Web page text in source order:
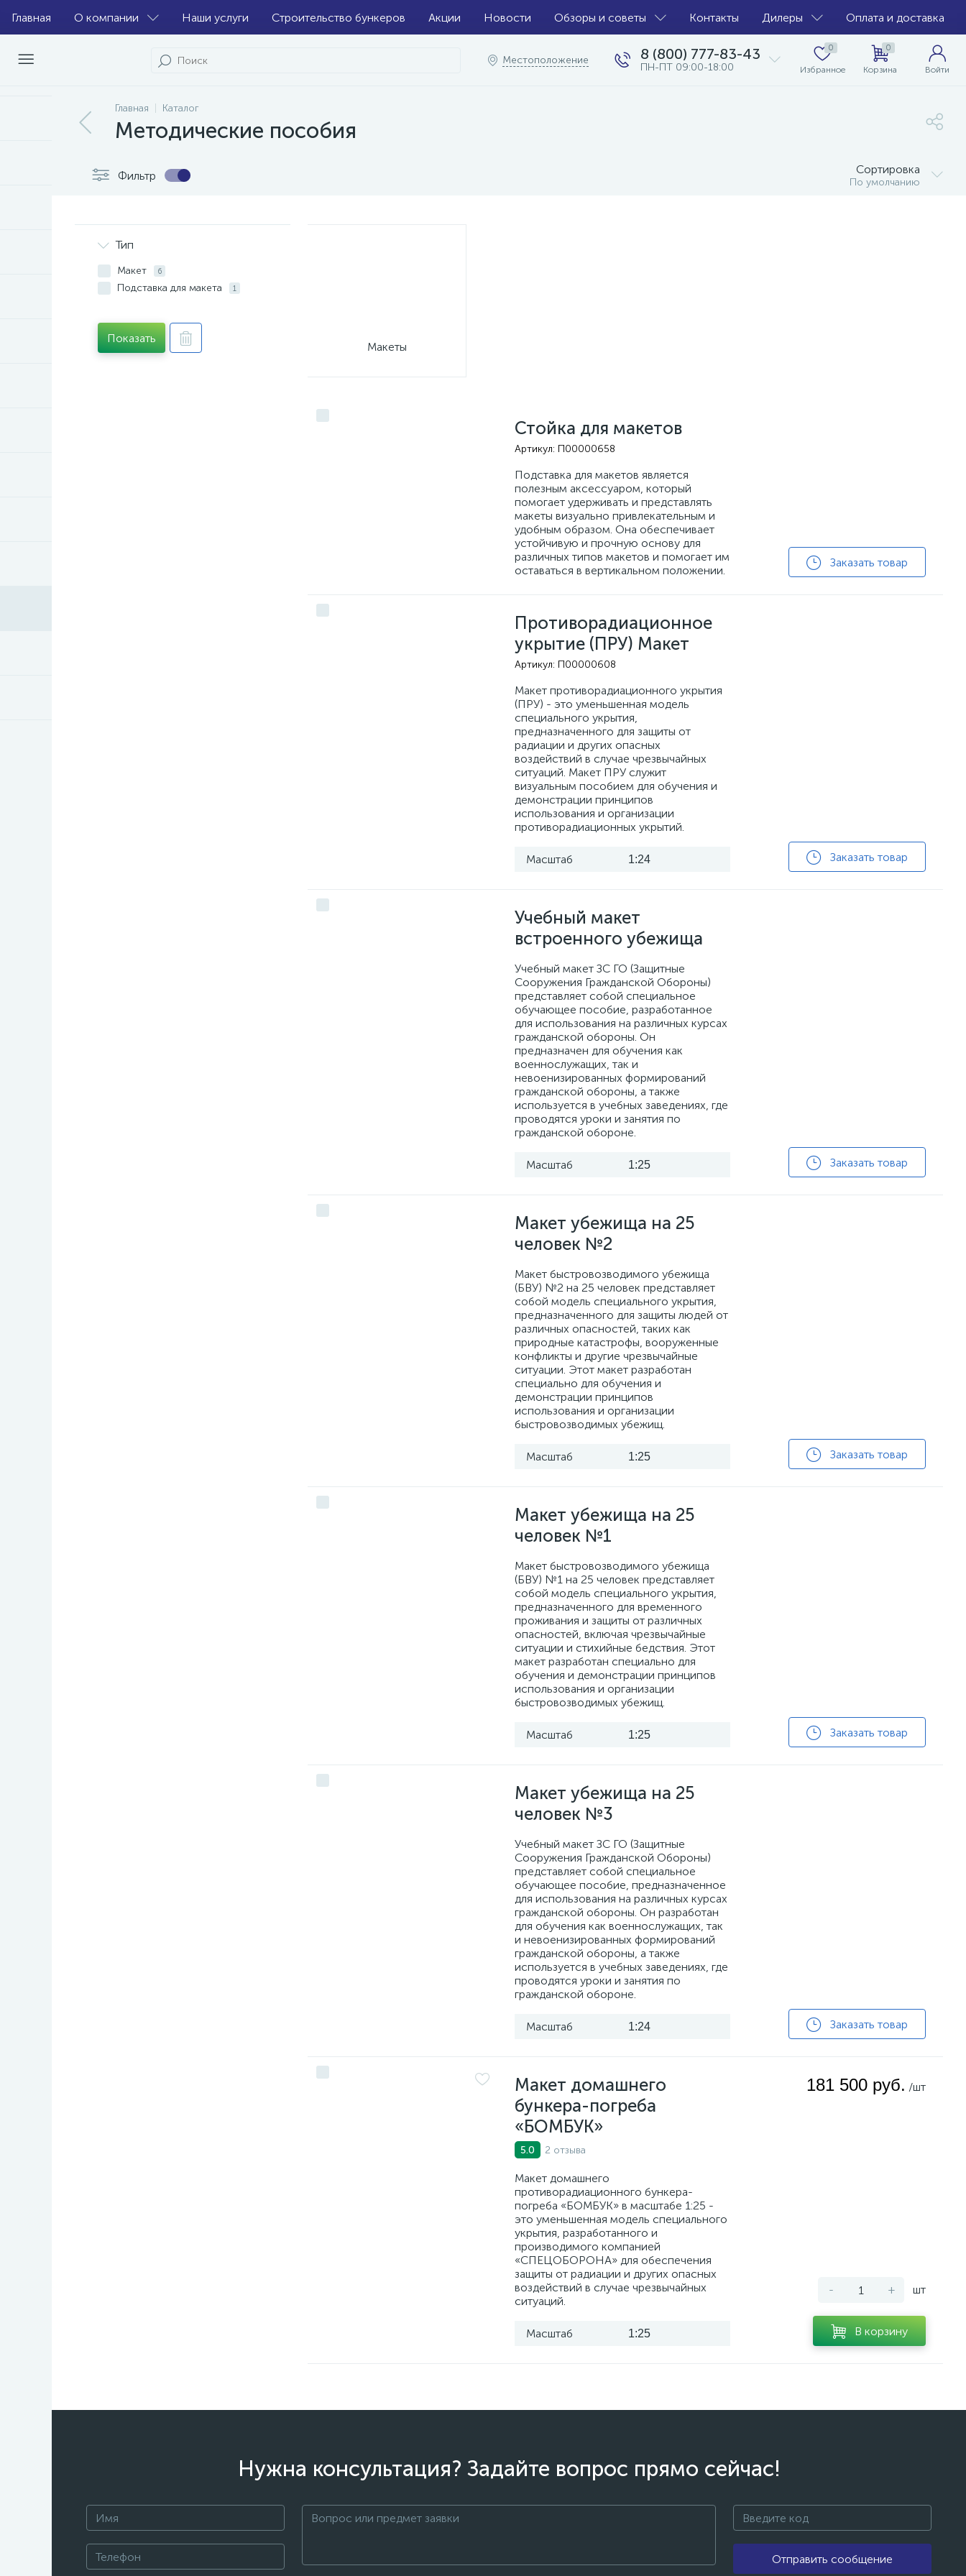
Главная О компании Наши услуги Строительство бункеров Акции Новости Обзоры и советы Контакты Дилеры Оплата и доставка
Местоположение 8 (800) 777-83-43
ПН-ПТ 09:00-18:00
0
Избранное
0
Корзина Войти
Главная Каталог
Методические пособия
Фильтр Сортировка
По умолчанию
Тип
Макет 6
Подставка для макета 1
Показать
Макеты
Стойка для макетов
Артикул: П00000658
Подставка для макетов является
полезным аксессуаром, который
помогает удерживать и представлять
макеты визуально привлекательным и
удобным образом. Она обеспечивает
устойчивую и прочную основу для
различных типов макетов и помогает им
оставаться в вертикальном положении.
Заказать товар
Противорадиационное
укрытие (ПРУ) Макет
Артикул: П00000608
Макет противорадиационного укрытия
(ПРУ) - это уменьшенная модель
специального укрытия,
предназначенного для защиты от
радиации и других опасных
воздействий в случае чрезвычайных
ситуаций. Макет ПРУ служит
визуальным пособием для обучения и
демонстрации принципов
использования и организации
противорадиационных укрытий.
Масштаб 1:24 Заказать товар
Учебный макет
встроенного убежища
Учебный макет ЗС ГО (Защитные
Сооружения Гражданской Обороны)
представляет собой специальное
обучающее пособие, разработанное
для использования на различных курсах
гражданской обороны. Он
предназначен для обучения как
военнослужащих, так и
невоенизированных формирований
гражданской обороны, а также
используется в учебных заведениях, где
проводятся уроки и занятия по
гражданской обороне.
Масштаб 1:25 Заказать товар
Макет убежища на 25
человек №2
Макет быстровозводимого убежища
(БВУ) №2 на 25 человек представляет
собой модель специального укрытия,
предназначенного для защиты людей от
различных опасностей, таких как
природные катастрофы, вооруженные
конфликты и другие чрезвычайные
ситуации. Этот макет разработан
специально для обучения и
демонстрации принципов
использования и организации
быстровозводимых убежищ.
Масштаб 1:25 Заказать товар
Макет убежища на 25
человек №1
Макет быстровозводимого убежища
(БВУ) №1 на 25 человек представляет
собой модель специального укрытия,
предназначенного для временного
проживания и защиты от различных
опасностей, включая чрезвычайные
ситуации и стихийные бедствия. Этот
макет разработан специально для
обучения и демонстрации принципов
использования и организации
быстровозводимых убежищ.
Масштаб 1:25 Заказать товар
Макет убежища на 25
человек №3
Учебный макет ЗС ГО (Защитные
Сооружения Гражданской Обороны)
представляет собой специальное
обучающее пособие, предназначенное
для использования на различных курсах
гражданской обороны. Он разработан
для обучения как военнослужащих, так
и невоенизированных формирований
гражданской обороны, а также
используется в учебных заведениях, где
проводятся уроки и занятия по
гражданской обороне.
Масштаб 1:24 Заказать товар
Макет домашнего
бункера-погреба
«БОМБУК»
5.0 2 отзыва
Макет домашнего
противорадиационного бункера-
погреба «БОМБУК» в масштабе 1:25 -
это уменьшенная модель специального
укрытия, разработанного и
производимого компанией
«СПЕЦОБОРОНА» для обеспечения
защиты от радиации и других опасных
воздействий в случае чрезвычайных
ситуаций.
Масштаб 1:25
181 500 руб. /шт
- + шт
В корзину
Нужна консультация? Задайте вопрос прямо сейчас!
Отправить сообщение